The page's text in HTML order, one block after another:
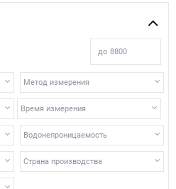
до
Метод измерения
Время измерения
Водонепроницаемость
Страна производства